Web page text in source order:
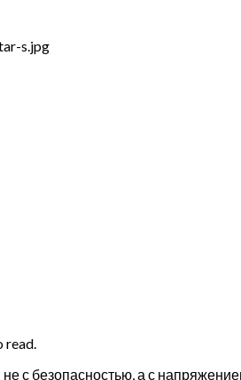
read.
не с безопасностью, а с